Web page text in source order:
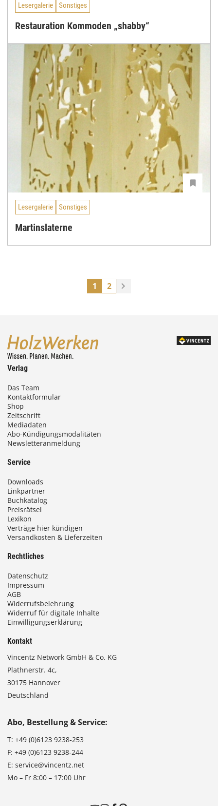
Lesergalerie Sonstiges
Restauration Kommoden „shabby“
Lesergalerie Sonstiges
Martinslaterne
1 2
Verlag
Das Team
Kontaktformular
Shop
Zeitschrift
Mediadaten
Abo-Kündigungsmodalitäten
Newsletteranmeldung
Service
Downloads
Linkpartner
Buchkatalog
Preisrätsel
Lexikon
Verträge hier kündigen
Versandkosten & Lieferzeiten
Rechtliches
Datenschutz
Impressum
AGB
Widerrufsbelehrung
Widerruf für digitale Inhalte
Einwilligungserklärung
Kontakt
Vincentz Network GmbH & Co. KG
Plathnerstr. 4c,
30175 Hannover
Deutschland
Abo, Bestellung & Service:
T: +49 (0)6123 9238-253
F: +49 (0)6123 9238-244
E: service@vincentz.net
Mo – Fr 8:00 – 17:00 Uhr